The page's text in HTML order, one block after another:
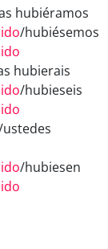
hubiéramos
/hubiésemos
hubierais
/hubieseis
/hubiesen